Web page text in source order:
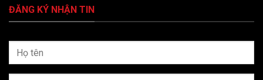
ĐĂNG KÝ NHẬN TIN